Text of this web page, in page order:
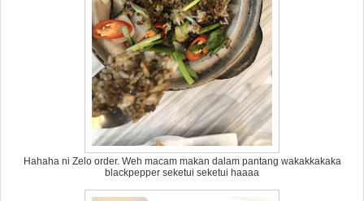
Hahaha ni Zelo order. Weh macam makan dalam pantang wakakkakaka
blackpepper seketui seketui haaaa